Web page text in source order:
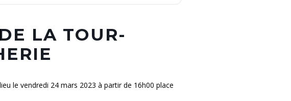
LA TOUR-
le vendredi 24 mars 2023 à partir de 16h00 place